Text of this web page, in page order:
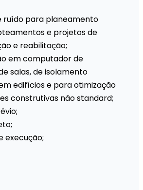
ruído para planeamento
e projetos de
e reabilitação;
em computador de
salas, de isolamento
edifícios e para otimização
construtivas não standard;
execução;